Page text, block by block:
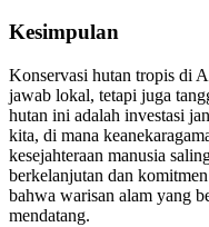
Kesimpulan
Konservasi hutan tropis di
jawab lokal, tetapi juga
hutan ini adalah investasi
kita, di mana
kesejahteraan manusia
berkelanjutan dan
bahwa warisan alam yang
mendatang.